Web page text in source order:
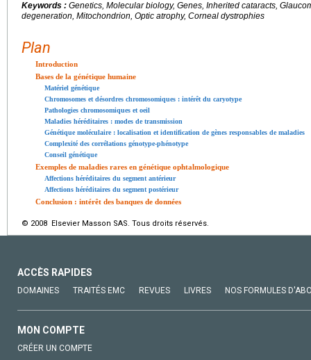
Keywords : Genetics, Molecular biology, Genes, Inherited cataracts,
degeneration, Mitochondrion, Optic atrophy, Corneal dystrophies
Plan
Introduction
Bases de la génétique humaine
Matériel génétique
Chromosomes et désordres chromosomiques : intérêt du caryotype
Pathologies chromosomiques et oeil
Maladies héréditaires : modes de transmission
Génétique moléculaire : localisation et identification de gènes responsables de maladies
Complexité des corrélations génotype-phénotype
Conseil génétique
Exemples de maladies rares en génétique ophtalmologique
Affections héréditaires du segment antérieur
Affections héréditaires du segment postérieur
Conclusion : intérêt des banques de données
© 2008 Elsevier Masson SAS. Tous droits réservés.
ACCÈS RAPIDES
DOMAINES TRAITÉS EMC REVUES LIVRES NOS FORMULES
MON COMPTE
CRÉER UN COMPTE